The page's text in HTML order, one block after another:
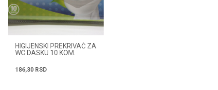
HIGIJENSKI PREKRIVAČ ZA
WC DASKU 10 KOM.
186,30 RSD